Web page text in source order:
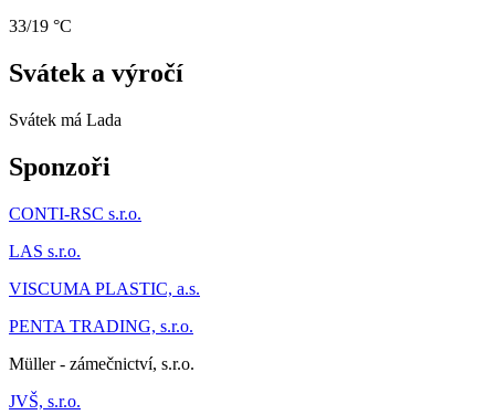
33/19 °C
Svátek a výročí
Svátek má Lada
Sponzoři
CONTI-RSC s.r.o.
LAS s.r.o.
VISCUMA PLASTIC, a.s.
PENTA TRADING, s.r.o.
Müller - zámečnictví, s.r.o.
JVŠ, s.r.o.